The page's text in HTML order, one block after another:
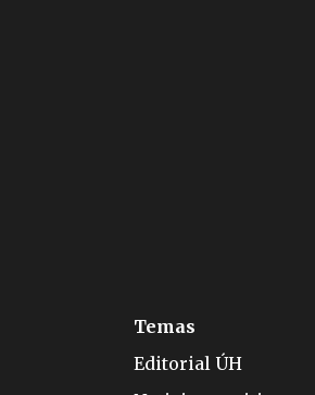
Temas
Editorial ÚH